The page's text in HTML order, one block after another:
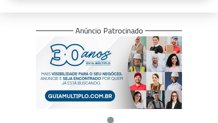
Anúncio Patrocinado